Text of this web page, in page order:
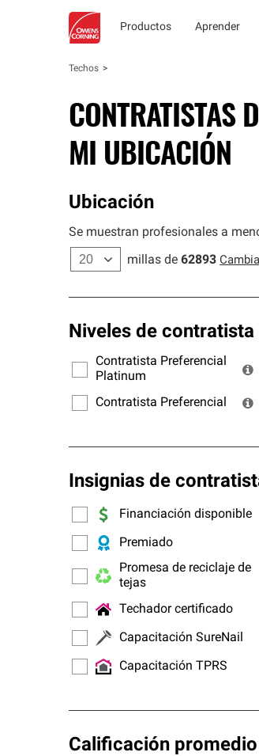
Productos Aprender
Techos
CONTRATISTAS
MI UBICACIÓN
Ubicación
Se muestran profesionales a
millas de 62893
Niveles de contratista
Contratista Preferencial
Platinum
Contratista Preferencial
Insignias de
Financiación disponible
Premiado
Promesa de reciclaje de
tejas
Techador certificado
Capacitación SureNail
Capacitación TPRS
Calificación promedio